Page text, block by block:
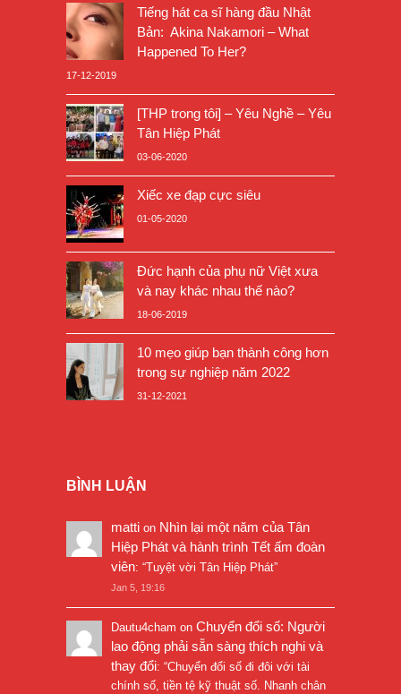
Tiếng hát ca sĩ hàng đầu Nhật
Bản: Akina Nakamori – What
Happened To Her?
17-12-2019
[THP trong tôi] – Yêu Nghề – Yêu
Tân Hiệp Phát
03-06-2020
Xiếc xe đạp cực siêu
01-05-2020
Đức hạnh của phụ nữ Việt xưa
và nay khác nhau thế nào?
18-06-2019
10 mẹo giúp bạn thành công hơn
trong sự nghiệp năm 2022
31-12-2021
BÌNH LUẬN
matti on Nhìn lại một năm của Tân
Hiệp Phát và hành trình Tết ấm đoàn
viên: “Tuyệt vời Tân Hiệp Phát”
Jan 5, 19:16
Dautu4cham on Chuyển đổi số: Người
lao động phải sẵn sàng thích nghi và
thay đổi: “Chuyển đổi số đi đôi với tài
chính số, tiền tệ kỹ thuật số. Nhanh chân